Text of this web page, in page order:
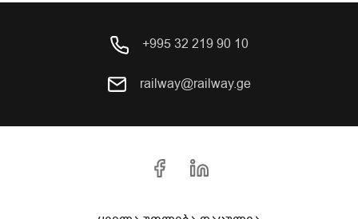
+995 32 219 90 10
railway@railway.ge